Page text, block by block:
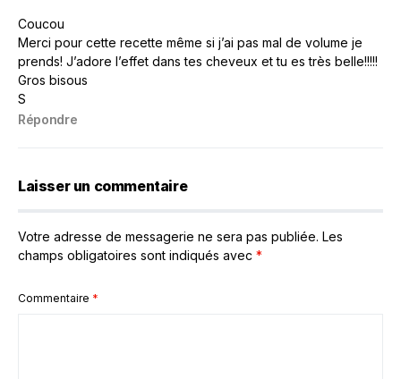
Coucou
Merci pour cette recette même si j’ai pas mal de volume je
prends! J’adore l’effet dans tes cheveux et tu es très belle!!!!!
Gros bisous
S
Répondre
Laisser un commentaire
Votre adresse de messagerie ne sera pas publiée. Les
champs obligatoires sont indiqués avec *
Commentaire *